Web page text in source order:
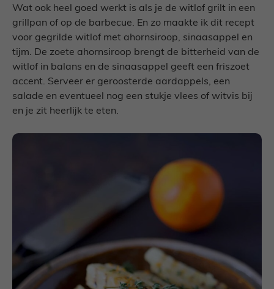
Wat ook heel goed werkt is als je de witlof grilt in een
grillpan of op de barbecue. En zo maakte ik dit recept
voor gegrilde witlof met ahornsiroop, sinaasappel en
tijm. De zoete ahornsiroop brengt de bitterheid van de
witlof in balans en de sinaasappel geeft een friszoet
accent. Serveer er geroosterde aardappels, een
salade en eventueel nog een stukje vlees of witvis bij
en je zit heerlijk te eten.